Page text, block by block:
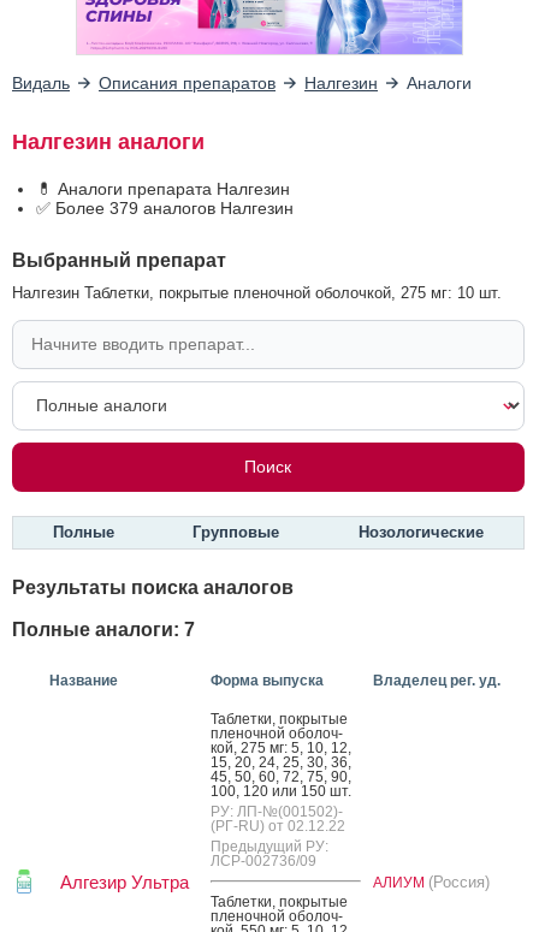
Видаль Описания препаратов Налгезин Аналоги
Налгезин аналоги
💊 Аналоги препарата Налгезин
✅ Более 379 аналогов Налгезин
Выбранный препарат
Налгезин Таблетки, покрытые пленочной оболочкой, 275 мг: 10 шт.
Полные Групповые Нозологические
Результаты поиска аналогов
Полные аналоги: 7
Название Форма выпуска Владелец рег. уд.
Алгезир Ультра
Таб­летки, пок­ры­тые
пле­ноч­ной обо­лоч­
кой, 275 мг: 5, 10, 12,
15, 20, 24, 25, 30, 36,
45, 50, 60, 72, 75, 90,
100, 120 или 150 шт.
РУ: ЛП-№(001502)-
(РГ-RU) от 02.12.22
Предыдущий РУ:
ЛСР-002736/09
Таб­летки, пок­ры­тые
пле­ноч­ной обо­лоч­
АЛИУМ (Россия)